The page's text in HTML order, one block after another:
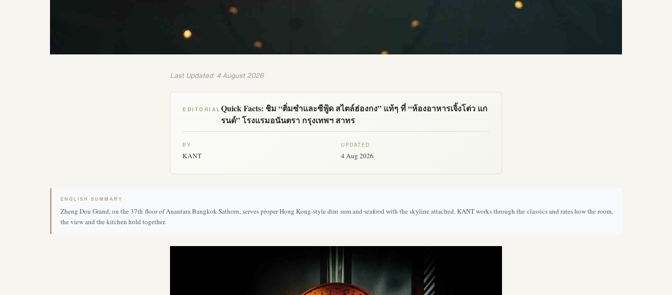
Last Updated: 4 August 2026
EDITORIAL Quick Facts: ชิม “ติ่มซำและซีฟู้ด สไตล์ฮ่องกง” แท้ๆ ที่ “ห้องอาหารเจิ้งโต่ว แก
รนด์” โรงแรมอนันตรา กรุงเทพฯ สาทร
BY
KANT
UPDATED
4 Aug 2026
ENGLISH SUMMARY
Zheng Dou Grand, on the 37th floor of Anantara Bangkok Sathorn, serves proper Hong Kong-style dim sum and seafood with the skyline attached. KANT works through the classics and rates how the room,
the view and the kitchen hold together.